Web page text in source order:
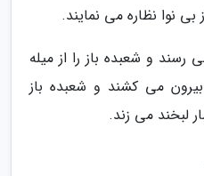
بی نوا نظاره می نمایند.
رسند و شعبده باز را از میله
می کشند و شعبده باز
می زند.